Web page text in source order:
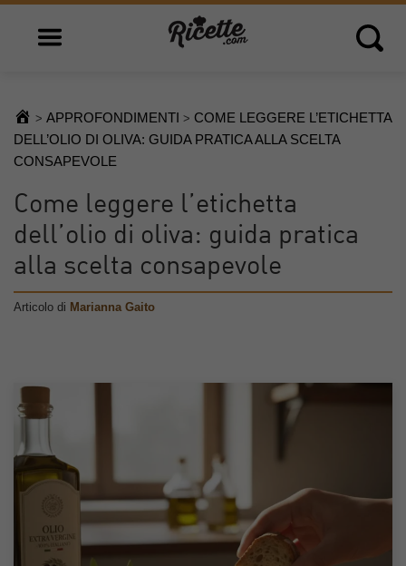
Open main menu Open
> APPROFONDIMENTI > COME LEGGERE L’ETICHETTA
DELL’OLIO DI OLIVA: GUIDA PRATICA ALLA SCELTA
CONSAPEVOLE
Come leggere l’etichetta
dell’olio di oliva: guida pratica
alla scelta consapevole
Articolo di Marianna Gaito